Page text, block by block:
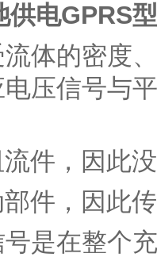
供电GPRS
体的密度
压信号与
件，因此
件，因此
是在整个